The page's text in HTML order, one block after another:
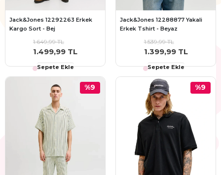
Jack&Jones 12292263 Erkek
Kargo Sort - Bej
1.649,99 TL
1.499,99 TL
Sepete Ekle
Jack&Jones 12288877 Yakali
Erkek Tshirt - Beyaz
1.539,99 TL
1.399,99 TL
Sepete Ekle
%9 %9